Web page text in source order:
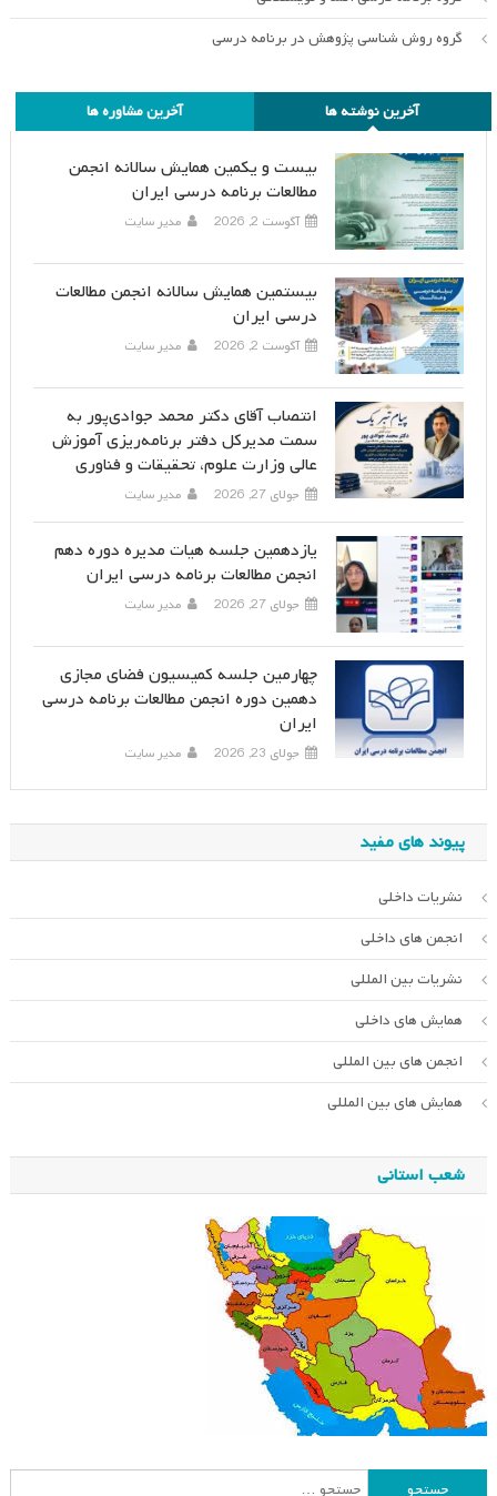
گروه روش شناسی پژوهش در برنامه درسی
آخرین نوشته ها آخرین مشاوره ها
بیست و یکمین همایش سالانه انجمن
مطالعات برنامه درسی ایران
آگوست 2, 2026 مدیر سایت
بیستمین همایش سالانه انجمن مطالعات
درسی ایران
آگوست 2, 2026 مدیر سایت
انتصاب آقای دکتر محمد جوادی‌پور به
سمت مدیرکل دفتر برنامه‌ریزی آموزش
عالی وزارت علوم، تحقیقات و فناوری
جولای 27, 2026 مدیر سایت
یازدهمین جلسه هیات مدیره دوره دهم
انجمن مطالعات برنامه درسی ایران
جولای 27, 2026 مدیر سایت
چهارمین جلسه کمیسیون فضای مجازی
دهمین دوره انجمن مطالعات برنامه درسی
ایران
جولای 23, 2026 مدیر سایت
پیوند های مفید
نشریات داخلی
انجمن های داخلی
نشریات بین المللی
همایش های داخلی
انجمن های بین المللی
همایش های بین المللی
شعب استانی
جستجو